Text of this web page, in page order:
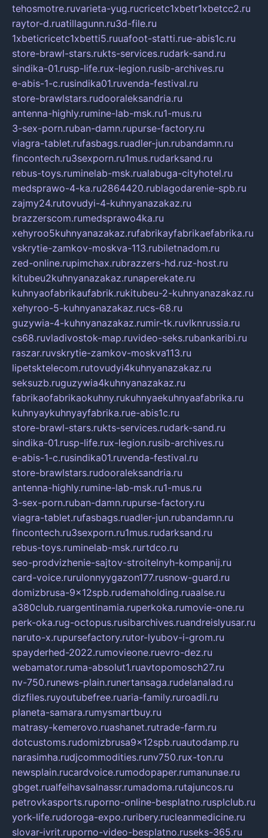
tehosmotre.ruvarieta-yug.rucricetc1xbetr1xbetcc2.ru
raytor-d.ruatillagunn.ru3d-file.ru
1xbeticricetc1xbetti5.ruuafoot-statti.rue-abis1c.ru
store-brawl-stars.rukts-services.rudark-sand.ru
sindika-01.rusp-life.rux-legion.rusib-archives.ru
e-abis-1-c.rusindika01.ruvenda-festival.ru
store-brawlstars.rudooraleksandria.ru
antenna-highly.rumine-lab-msk.ru1-mus.ru
3-sex-porn.ruban-damn.rupurse-factory.ru
viagra-tablet.rufasbags.ruadler-jun.rubandamn.ru
fincontech.ru3sexporn.ru1mus.rudarksand.ru
rebus-toys.ruminelab-msk.rualabuga-cityhotel.ru
medsprawo-4-ka.ru2864420.rublagodarenie-spb.ru
zajmy24.rutovudyi-4-kuhnyanazakaz.ru
brazzerscom.rumedsprawo4ka.ru
xehyroo5kuhnyanazakaz.rufabrikayfabrikaefabrika.ru
vskrytie-zamkov-moskva-113.rubiletnadom.ru
zed-online.rupimchax.rubrazzers-hd.ruz-host.ru
kitubeu2kuhnyanazakaz.runaperekate.ru
kuhnyaofabrikaufabrik.rukitubeu-2-kuhnyanazakaz.ru
xehyroo-5-kuhnyanazakaz.rucs-68.ru
guzywia-4-kuhnyanazakaz.rumir-tk.ruvlknrussia.ru
cs68.ruvladivostok-map.ruvideo-seks.rubankaribi.ru
raszar.ruvskrytie-zamkov-moskva113.ru
lipetsktelecom.rutovudyi4kuhnyanazakaz.ru
seksuzb.ruguzywia4kuhnyanazakaz.ru
fabrikaofabrikaokuhny.rukuhnyaekuhnyaafabrika.ru
kuhnyaykuhnyayfabrika.rue-abis1c.ru
store-brawl-stars.rukts-services.rudark-sand.ru
sindika-01.rusp-life.rux-legion.rusib-archives.ru
e-abis-1-c.rusindika01.ruvenda-festival.ru
store-brawlstars.rudooraleksandria.ru
antenna-highly.rumine-lab-msk.ru1-mus.ru
3-sex-porn.ruban-damn.rupurse-factory.ru
viagra-tablet.rufasbags.ruadler-jun.rubandamn.ru
fincontech.ru3sexporn.ru1mus.rudarksand.ru
rebus-toys.ruminelab-msk.rurtdco.ru
seo-prodvizhenie-sajtov-stroitelnyh-kompanij.ru
card-voice.rurulonnyygazon177.rusnow-guard.ru
domizbrusa-9x12spb.rudemaholding.ruaalse.ru
a380club.ruargentinamia.ruperkoka.rumovie-one.ru
perk-oka.rug-octopus.rusibarchives.ruandreislyusar.ru
naruto-x.rupursefactory.rutor-lyubov-i-grom.ru
spayderhed-2022.rumovieone.ruevro-dez.ru
webamator.ruma-absolut1.ruavtopomosch27.ru
nv-750.runews-plain.runertansaga.rudelanalad.ru
dizfiles.ruyoutubefree.ruaria-family.ruroadli.ru
planeta-samara.rumysmartbuy.ru
matrasy-kemerovo.ruashanet.rutrade-farm.ru
dotcustoms.rudomizbrusa9x12spb.ruautodamp.ru
narasimha.rudjcommodities.runv750.rux-ton.ru
newsplain.rucardvoice.rumodopaper.rumanunae.ru
gbget.rualfeihavsalnassr.rumadoma.rutajuncos.ru
petrovkasports.ruporno-online-besplatno.rusplclub.ru
york-life.rudoroga-expo.ruribery.rucleanmedicine.ru
slovar-ivrit.ruporno-video-besplatno.ruseks-365.ru